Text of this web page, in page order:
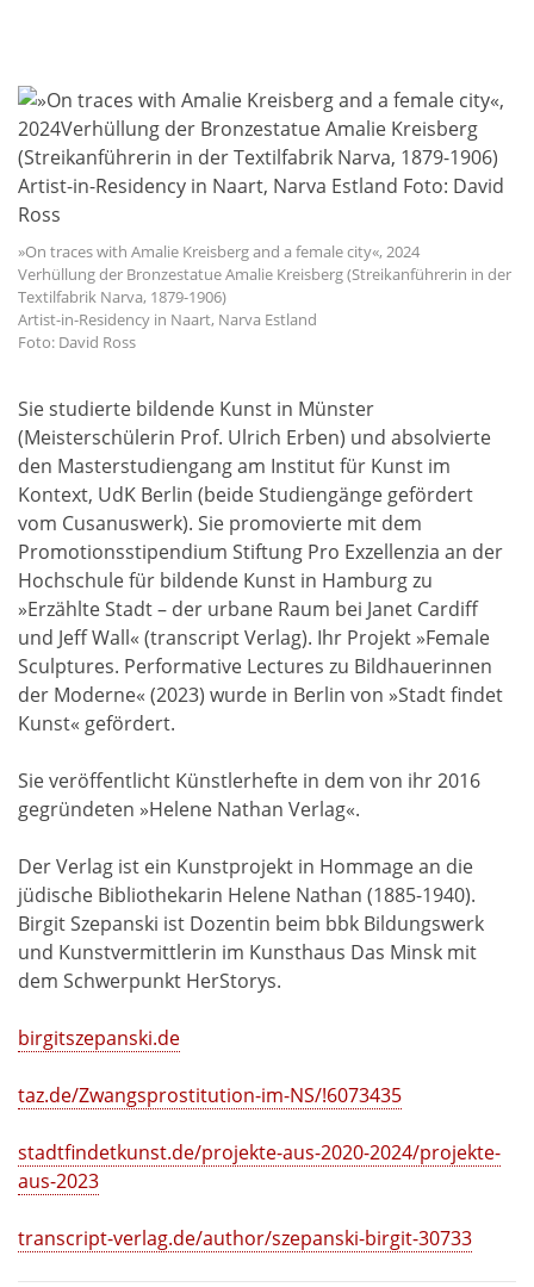
»On traces with Amalie Kreisberg and a female city«, 2024
Verhüllung der Bronzestatue Amalie Kreisberg (Streikanführerin in der
Textilfabrik Narva, 1879-1906)
Artist-in-Residency in Naart, Narva Estland
Foto: David Ross
Sie studierte bildende Kunst in Münster
(Meisterschülerin Prof. Ulrich Erben) und absolvierte
den Masterstudiengang am Institut für Kunst im
Kontext, UdK Berlin (beide Studiengänge gefördert
vom Cusanuswerk). Sie promovierte mit dem
Promotionsstipendium Stiftung Pro Exzellenzia an der
Hochschule für bildende Kunst in Hamburg zu
»Erzählte Stadt – der urbane Raum bei Janet Cardiff
und Jeff Wall« (transcript Verlag). Ihr Projekt »Female
Sculptures. Performative Lectures zu Bildhauerinnen
der Moderne« (2023) wurde in Berlin von »Stadt findet
Kunst« gefördert.
Sie veröffentlicht Künstlerhefte in dem von ihr 2016
gegründeten »Helene Nathan Verlag«.
Der Verlag ist ein Kunstprojekt in Hommage an die
jüdische Bibliothekarin Helene Nathan (1885-1940).
Birgit Szepanski ist Dozentin beim bbk Bildungswerk
und Kunstvermittlerin im Kunsthaus Das Minsk mit
dem Schwerpunkt HerStorys.
birgitszepanski.de
taz.de/Zwangsprostitution-im-NS/!6073435
stadtfindetkunst.de/projekte-aus-2020-2024/projekte-
aus-2023
transcript-verlag.de/author/szepanski-birgit-30733